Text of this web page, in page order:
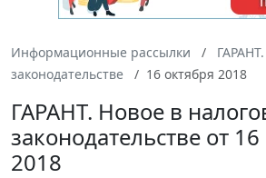
Информационные рассылки
законодательстве
16 октября 2018
ГАРАНТ. Новое в
законодательстве от
2018